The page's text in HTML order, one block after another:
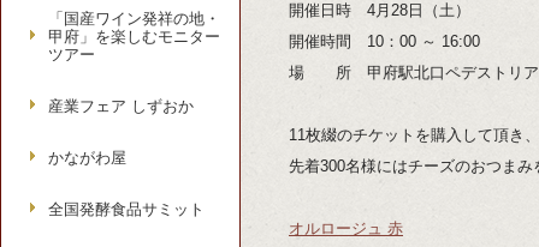
開催日時 4月28日（土）
開催時間 10：00 ～ 16:00
場 所 甲府駅北口ペデストリア
11枚綴のチケットを購入して頂き、
先着300名様にはチーズのおつま
オルロージュ 赤
「国産ワイン発祥の地・
甲府」を楽しむモニター
ツアー
産業フェア しずおか
かながわ屋
全国発酵食品サミット